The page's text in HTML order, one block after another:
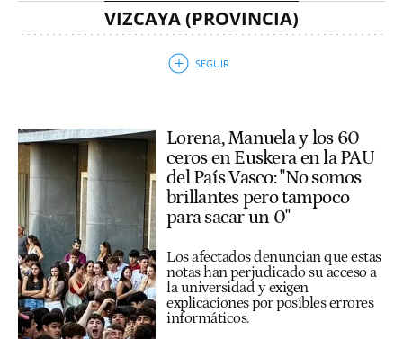
VIZCAYA (PROVINCIA)
Lorena, Manuela y los 60
ceros en Euskera en la PAU
del País Vasco: "No somos
brillantes pero tampoco
para sacar un 0"
Los afectados denuncian que estas
notas han perjudicado su acceso a
la universidad y exigen
explicaciones por posibles errores
informáticos.